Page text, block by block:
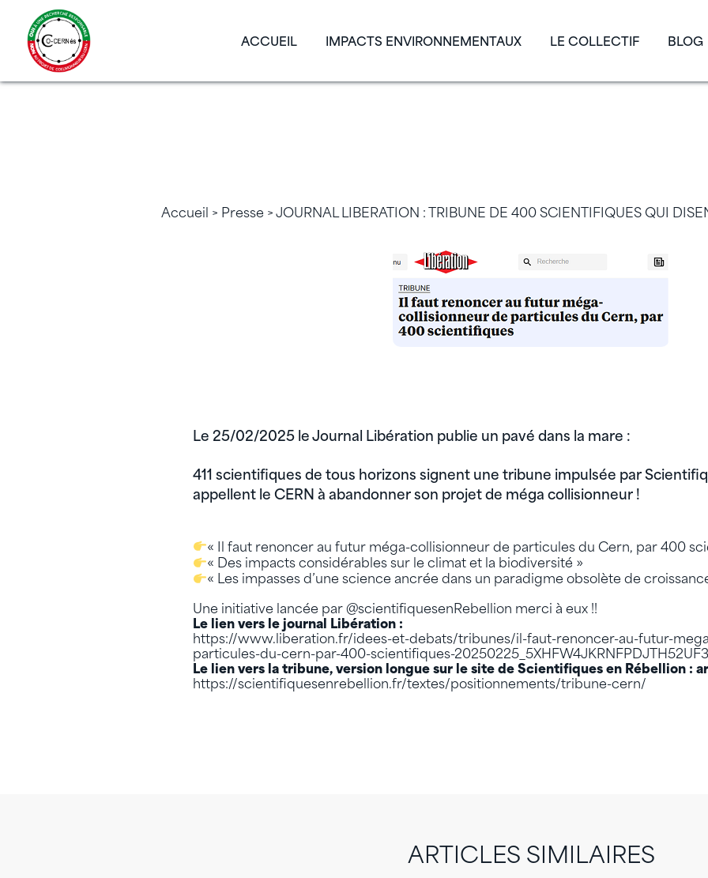
ACCUEIL IMPACTS ENVIRONNEMENTAUX LE COLLECTIF BLOG
Accueil > Presse > JOURNAL LIBERATION : TRIBUNE DE 400 SCIENTIFIQUES QUI
Le 25/02/2025 le Journal Libération publie un pavé dans la mare :
411 scientifiques de tous horizons signent une tribune impulsée par
appellent le CERN à abandonner son projet de méga collisionneur !
« Il faut renoncer au futur méga-collisionneur de particules du Cern, par 400
« Des impacts considérables sur le climat et la biodiversité »
« Les impasses d’une science ancrée dans un paradigme obsolète de
Une initiative lancée par @scientifiquesenRebellion merci à eux !!
Le lien vers le journal Libération :
https://www.liberation.fr/idees-et-debats/tribunes/il-faut-renoncer-au-futur-
particules-du-cern-par-400-scientifiques-
Le lien vers la tribune, version longue sur le site de Scientifiques en Rébellion :
https://scientifiquesenrebellion.fr/textes/positionnements/tribune-cern/
ARTICLES SIMILAIRES